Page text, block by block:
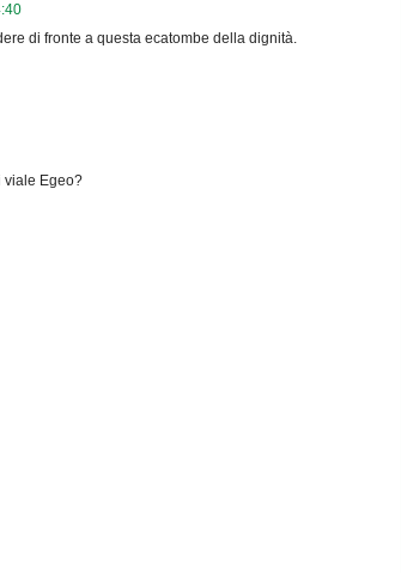
di fronte a questa ecatombe della dignità.
viale Egeo?